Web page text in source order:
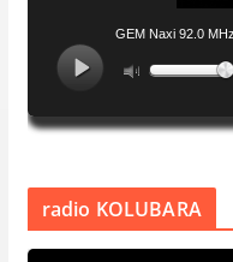
radio KOLUBARA